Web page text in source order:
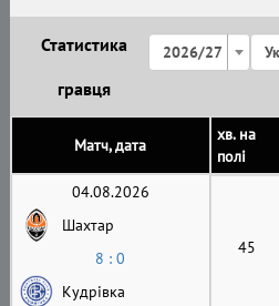
Статистика
гравця
2026/27
Матч, дата
хв. на
полі
04.08.2026
Шахтар
8 : 0
Кудрівка
45